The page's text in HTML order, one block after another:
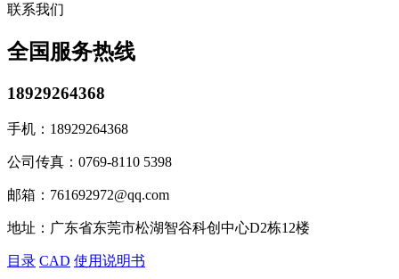
联系我们
全国服务热线
18929264368
手机： 18929264368
公司传真： 0769-8110 5398
邮箱： 761692972@qq.com
地址： 广东省东莞市松湖智谷科创中心D2栋12楼
目录 CAD 使用说明书